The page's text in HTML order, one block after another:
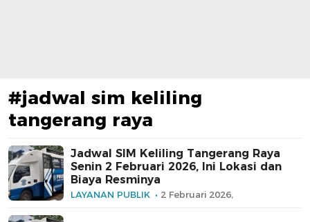
#jadwal sim keliling
tangerang raya
Jadwal SIM Keliling Tangerang Raya
Senin 2 Februari 2026, Ini Lokasi dan
Biaya Resminya
LAYANAN PUBLIK 2 Februari 2026,